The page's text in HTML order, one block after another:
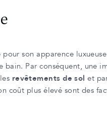
son apparence
bain. Par conséquent, une
revêtements de sol et
coût plus élevé sont des